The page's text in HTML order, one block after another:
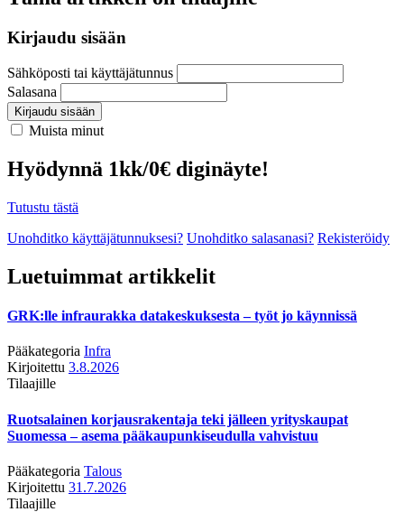
Kirjaudu sisään
Sähköposti tai käyttäjätunnus
Salasana
Kirjaudu sisään
Muista minut
Hyödynnä 1kk/0€ diginäyte!
Tutustu tästä
Unohditko käyttäjätunnuksesi? Unohditko salasanasi? Rekisteröidy
Luetuimmat artikkelit
GRK:lle infraurakka datakeskuksesta – työt jo käynnissä
Pääkategoria Infra
Kirjoitettu 3.8.2026
Tilaajille
Ruotsalainen korjausrakentaja teki jälleen yrityskaupat
Suomessa – asema pääkaupunkiseudulla vahvistuu
Pääkategoria Talous
Kirjoitettu 31.7.2026
Tilaajille